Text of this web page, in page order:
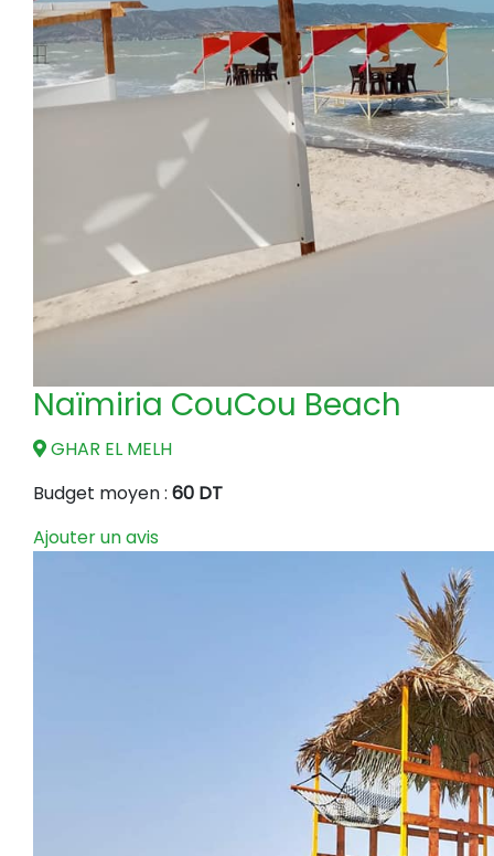
Naïmiria CouCou Beach
GHAR EL MELH
Budget moyen : 60 DT
Ajouter un avis